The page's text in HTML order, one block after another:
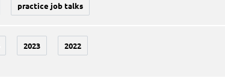
practice job talks
2023 2022